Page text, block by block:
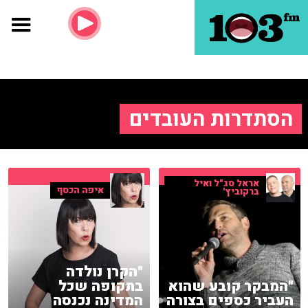
הסתדרות העובדים
אראל סג"ל ואיל
ברקוביץ'
"המבקר קובע שהוא
העביר כספים בצורה
איפה הכסף
"הקרן נולדה
בתקופה שכל
המדינה נכנסה